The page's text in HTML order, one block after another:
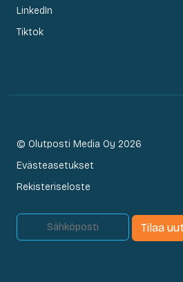
LinkedIn
Tiktok
© Olutposti Media Oy 2026
Evästeasetukset
Rekisteriseloste
Tilaa